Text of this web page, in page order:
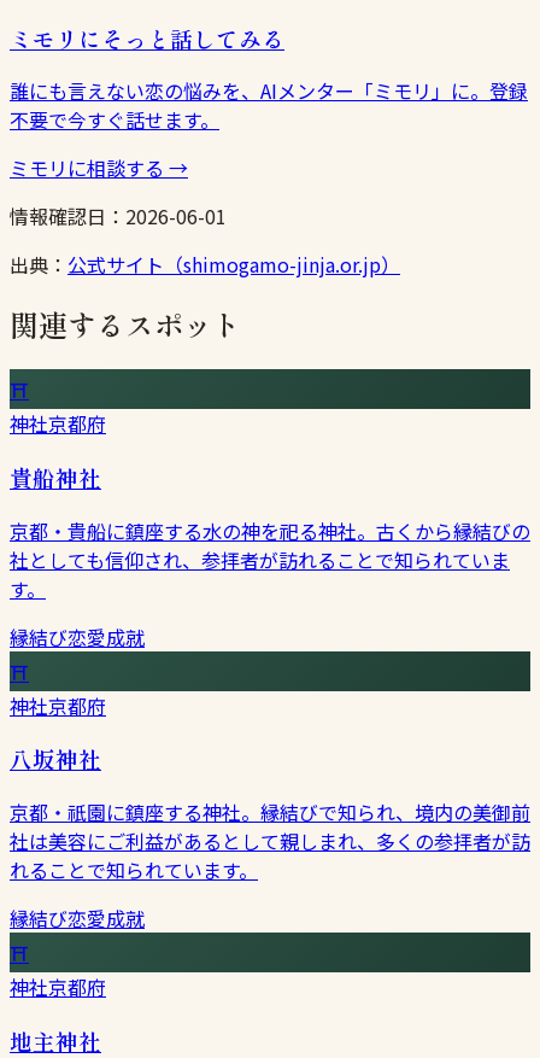
ミモリにそっと話してみる
誰にも言えない恋の悩みを、AIメンター「ミモリ」に。登録
不要で今すぐ話せます。
ミモリに相談する →
情報確認日： 2026-06-01
出典： 公式サイト（shimogamo-jinja.or.jp）
関連するスポット
⛩
神社京都府
貴船神社
京都・貴船に鎮座する水の神を祀る神社。古くから縁結びの
社としても信仰され、参拝者が訪れることで知られていま
す。
縁結び恋愛成就
⛩
神社京都府
八坂神社
京都・祇園に鎮座する神社。縁結びで知られ、境内の美御前
社は美容にご利益があるとして親しまれ、多くの参拝者が訪
れることで知られています。
縁結び恋愛成就
⛩
神社京都府
地主神社